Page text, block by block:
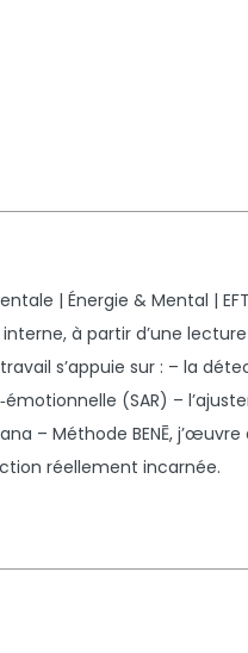
| Énergie & Mental |
à partir d’une
s’appuie sur : – la
(SAR) –
– Méthode BENĒ,
réellement incarnée.